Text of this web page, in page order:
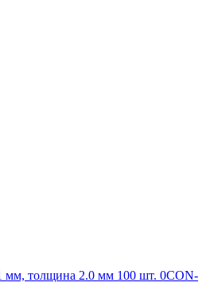
мм, толщина 2.0 мм 100 шт. 0CON-